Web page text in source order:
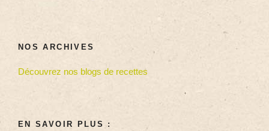
NOS ARCHIVES
Découvrez nos blogs de recettes
EN SAVOIR PLUS :